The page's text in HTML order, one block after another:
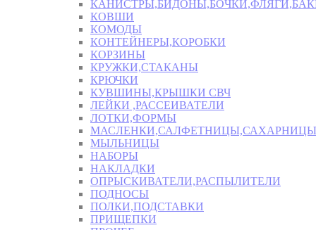
КОВШИ
КОМОДЫ
КОНТЕЙНЕРЫ,КОРОБКИ
КОРЗИНЫ
КРУЖКИ,СТАКАНЫ
КРЮЧКИ
КУВШИНЫ,КРЫШКИ СВЧ
ЛЕЙКИ ,РАССЕИВАТЕЛИ
ЛОТКИ,ФОРМЫ
МАСЛЕНКИ,САЛФЕТНИЦЫ,САХАРНИЦЫ
МЫЛЬНИЦЫ
НАБОРЫ
НАКЛАДКИ
ОПРЫСКИВАТЕЛИ,РАСПЫЛИТЕЛИ
ПОДНОСЫ
ПОЛКИ,ПОДСТАВКИ
ПРИЩЕПКИ